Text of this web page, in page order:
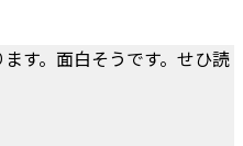
す。面白そうです。せひ読